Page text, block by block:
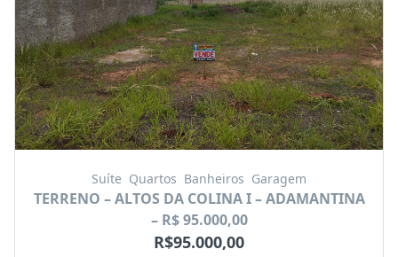
Suíte Quartos Banheiros Garagem
TERRENO – ALTOS DA COLINA I – ADAMANTINA
– R$ 95.000,00
R$95.000,00